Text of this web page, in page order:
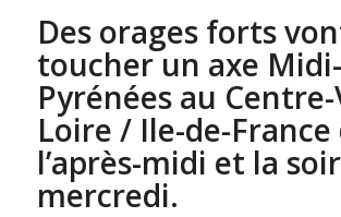
Des orages forts
toucher un axe Midi-
Pyrénées au
Loire / Ile-de-France
l’après-midi et la
mercredi.